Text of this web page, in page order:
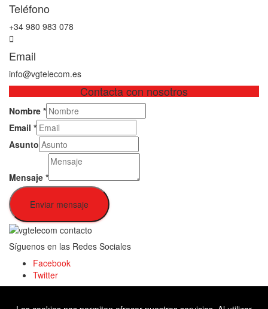
Teléfono
+34 980 983 078
Email
info@vgtelecom.es
Contacta con nosotros
Nombre *
Email *
Asunto
Mensaje *
Enviar mensaje
Síguenos en las Redes Sociales
Facebook
Twitter